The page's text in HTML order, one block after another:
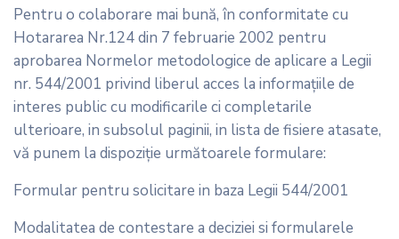
Pentru o colaborare mai bună, în conformitate cu
Hotararea Nr.124 din 7 februarie 2002 pentru
aprobarea Normelor metodologice de aplicare a Legii
nr. 544/2001 privind liberul acces la informaţiile de
interes public cu modificarile ci completarile
ulterioare, in subsolul paginii, in lista de fisiere atasate,
vă punem la dispoziţie următoarele formulare:
Formular pentru solicitare in baza Legii 544/2001
Modalitatea de contestare a deciziei si formularele